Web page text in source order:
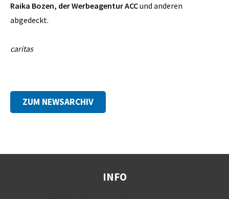
Raika Bozen, der Werbeagentur ACCund anderen
abgedeckt.
caritas
ZUM NEWSARCHIV
INFO